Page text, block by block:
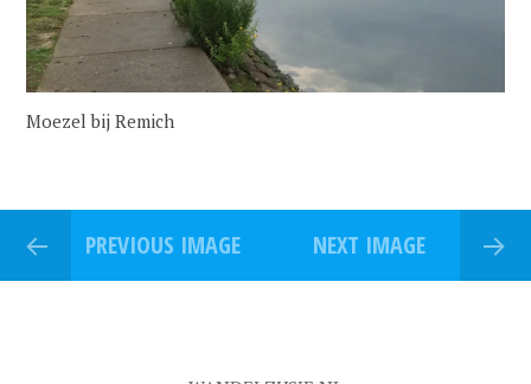
Moezel bij Remich
PREVIOUS IMAGE NEXT IMAGE